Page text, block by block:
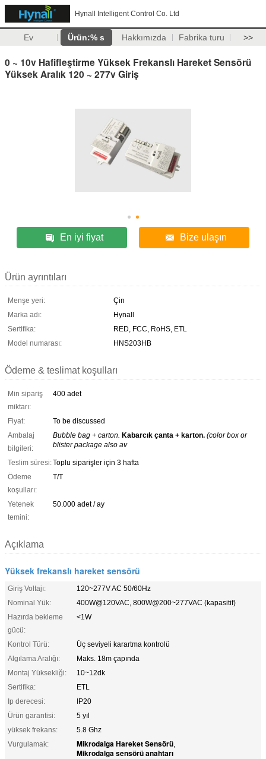
Hynall Intelligent Control Co. Ltd
Ev Ürün:% s Hakkımızda Fabrika turu >>
0 ~ 10v Hafifleştirme Yüksek Frekanslı Hareket Sensörü
Yüksek Aralık 120 ~ 277v Giriş
En iyi fiyat Bize ulaşın
Ürün ayrıntıları
Menşe yeri:
Çin
Marka adı:
Hynall
Sertifika:
RED, FCC, RoHS, ETL
Model numarası:
HNS203HB
Ödeme & teslimat koşulları
Min sipariş
miktarı:
400 adet
Fiyat:
To be discussed
Ambalaj
bilgileri:
Bubble bag + carton. Kabarcık çanta + karton. (color box or
blister package also av
Teslim süresi:Toplu siparişler için 3 hafta
Ödeme
koşulları:
T/T
Yetenek
temini:
50.000 adet / ay
Açıklama
Yüksek frekanslı hareket sensörü
Giriş Voltajı:
120~277V AC 50/60Hz
Nominal Yük:
400W@120VAC, 800W@200~277VAC (kapasitif)
Hazırda bekleme
gücü:
<1W
Kontrol Türü:
Üç seviyeli karartma kontrolü
Algılama Aralığı:
Maks. 18m çapında
Montaj Yüksekliği:
10~12dk
Sertifika:
ETL
Ip derecesi:
IP20
Ürün garantisi:
5 yıl
yüksek frekans:
5.8 Ghz
Vurgulamak:
Mikrodalga Hareket Sensörü,
Mikrodalga sensörü anahtarı